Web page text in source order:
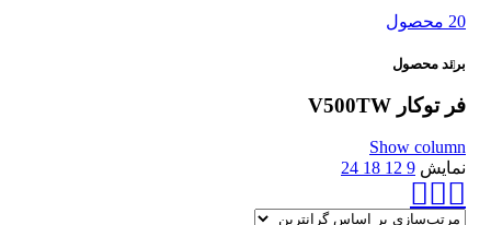
20 محصول
برند محصول
فر توکار V500TW
Show column
نمایش 9
12
18
24